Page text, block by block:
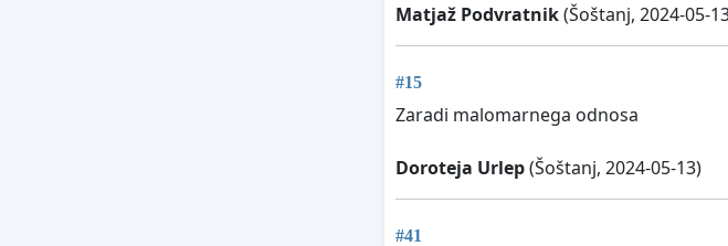
Matjaž Podvratnik(Šoštanj, 2024-05-
#15
Zaradi malomarnega odnosa
Doroteja Urlep(Šoštanj, 2024-05-13)
#41